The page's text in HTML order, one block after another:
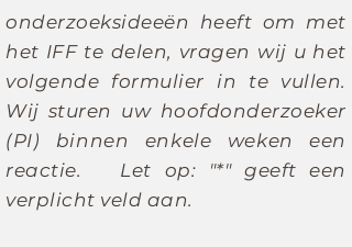
onderzoeksideeën heeft om met
het IFF te delen, vragen wij u het
volgende formulier in te vullen.
Wij sturen uw hoofdonderzoeker
(PI) binnen enkele weken een
reactie. Let op: "*" geeft een
verplicht veld aan.